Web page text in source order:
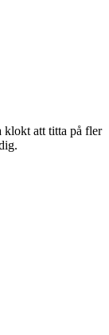
klokt att titta på fler